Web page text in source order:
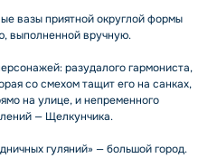
вазы приятной округлой формы
выполненной вручную.
разудалого гармониста,
со смехом тащит его на санках,
на улице, и непременного
— Щелкунчика.
гуляний» — большой город.